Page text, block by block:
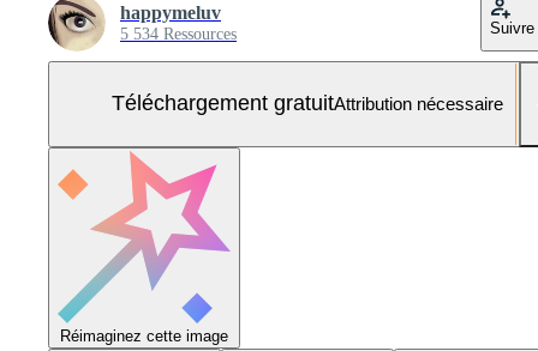
happymeluv
5 534 Ressources Suivre
Téléchargement gratuitAttribution nécessaire
Réimaginez cette image